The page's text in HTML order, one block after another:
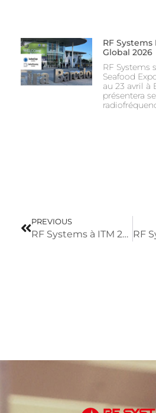
RF Systems
Global 2026
RF Systems
Seafood
au 23 avril à
présentera
PREVIOUS
RF Systems à ITM 2026